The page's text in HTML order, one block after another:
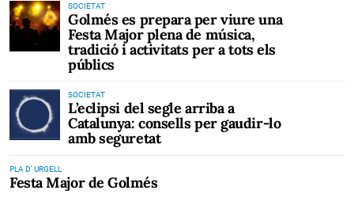
SOCIETAT
Golmés es prepara per viure una
Festa Major plena de música,
tradició i activitats per a tots els
públics
SOCIETAT
L’eclipsi del segle arriba a
Catalunya: consells per gaudir-lo
amb seguretat
PLA D' URGELL
Festa Major de Golmés